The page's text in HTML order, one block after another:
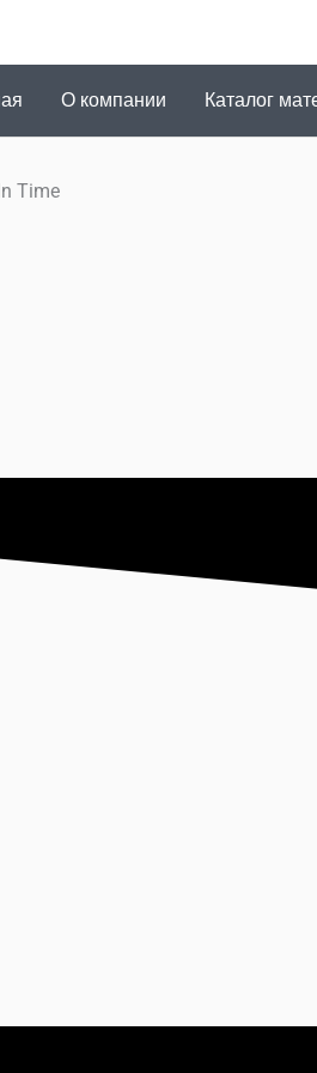
О компании Каталог
Time